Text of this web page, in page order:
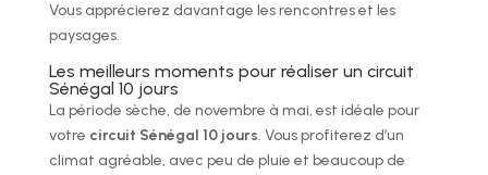
Vous apprécierez davantage les rencontres et les
paysages.
Les meilleurs moments pour réaliser un circuit
Sénégal 10 jours
La période sèche, de novembre à mai, est idéale pour
votre circuit Sénégal 10 jours. Vous profiterez d’un
climat agréable, avec peu de pluie et beaucoup de